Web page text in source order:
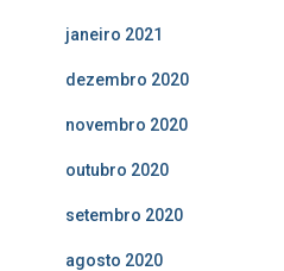
janeiro 2021
dezembro 2020
novembro 2020
outubro 2020
setembro 2020
agosto 2020